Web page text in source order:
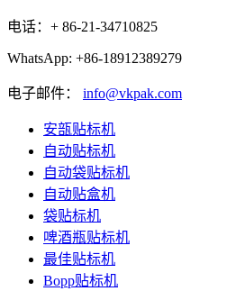
电话：+ 86-21-34710825
WhatsApp: +86-18912389279
电子邮件： info@vkpak.com
安瓿贴标机
自动贴标机
自动袋贴标机
自动贴盒机
袋贴标机
啤酒瓶贴标机
最佳贴标机
Bopp贴标机